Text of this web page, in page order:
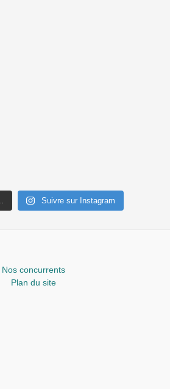
Suivre sur Instagram
Nos concurrents
Plan du site